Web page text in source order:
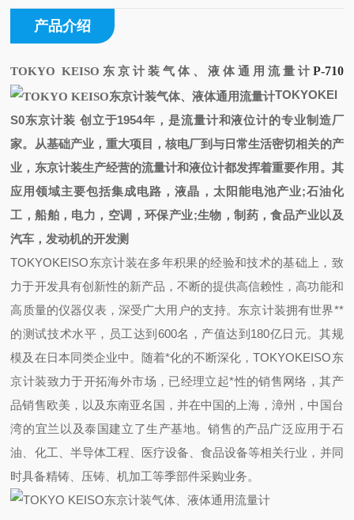
产品介绍
TOKYO KEISO东京计装气体、液体通用流量计 P-710
TOKYOKEI
S0东京计装 创立于1954年，是流量计和液位计的专业制造厂
家。从基础产业，重大项目，核电厂到与日常生活密切相关的产
业，东京计装生产经营的流量计和液位计都发挥着重要作用。其
应用领域主要包括集成电路，液晶，太阳能电池产业;石油化
工，船舶，电力，空调，环保产业;生物，制药，食品产业以及
汽车，发动机的开发测
TOKYOKEISO东京计装在多年积果的经验和技术的基础上，致
力于开发具有创新性的新产品，不断的提供高信赖性，高功能和
高质量的仪器仪表，深受广大用户的支持。东京计装拥有世界**
的测试技术水平，员工达到600名，产值达到180亿日元。其规
模及在日本同类企业中。随着*化的不断深化，TOKYOKEISO东
京计装致力于开拓海外市场，已经理立起*性的销售网络，其产
品销售欧美，以及东南亚名国，并在中国的上海，漳州，中国台
湾的宜兰以及泰国建立了生产基地。销售的产品广泛应用于石
油、化工、半导体工程、医疗设备、食品设备等相关行业，并同
时具备精铸、压铸、机加工等季部件采购业务。